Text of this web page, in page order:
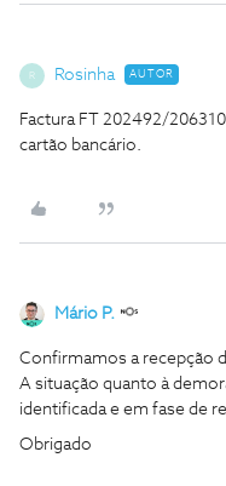
R Rosinha AUTOR
Factura FT 202492/
cartão bancário.
Mário P.
Confirmamos a recepção
A situação quanto à
identificada e em fase de
Obrigado